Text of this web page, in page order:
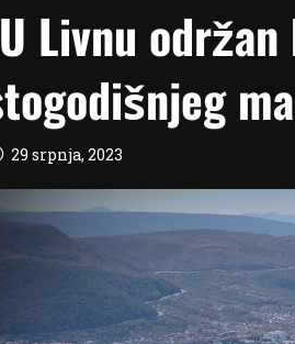
Livnu
29 srpnja, 2023